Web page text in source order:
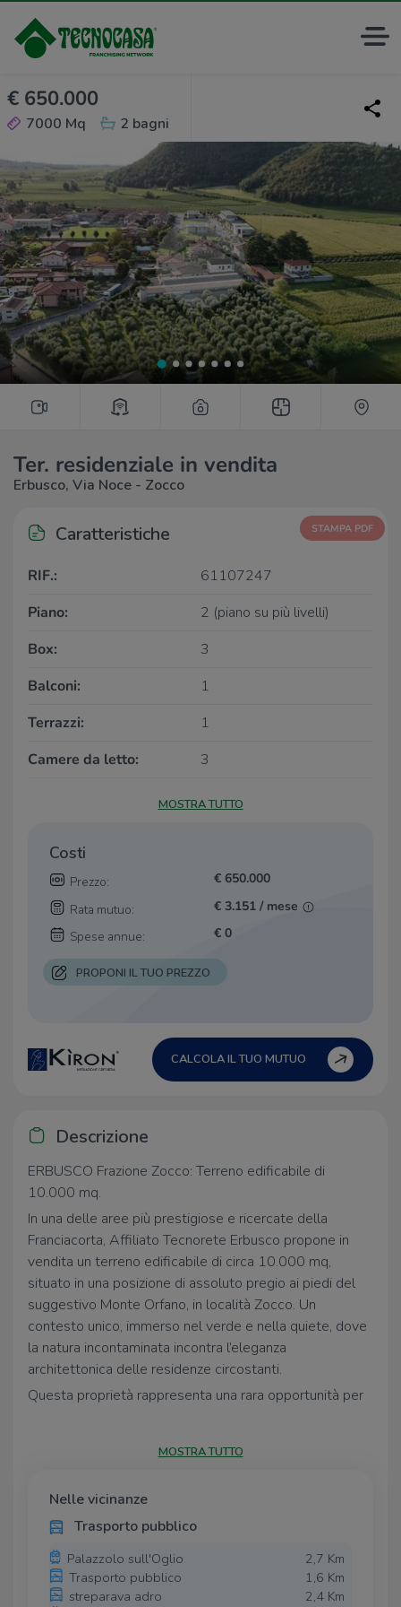
€ 650.000
7000 Mq 2 bagni
Ter. residenziale in vendita
Erbusco, Via Noce - Zocco
Caratteristiche STAMPA PDF
RIF.:
61107247
Piano:
2 (piano su più livelli)
Box:
3
Balconi:
1
Terrazzi:
1
Camere da letto:
3
MOSTRA TUTTO
Costi
Prezzo:
€ 650.000
Rata mutuo:
€ 3.151 / mese
Spese annue:
€ 0
PROPONI IL TUO PREZZO
CALCOLA IL TUO MUTUO
Descrizione
ERBUSCO Frazione Zocco: Terreno edificabile di
10.000 mq.
In una delle aree più prestigiose e ricercate della
Franciacorta, Affiliato Tecnorete Erbusco propone in
vendita un terreno edificabile di circa 10.000 mq,
situato in una posizione di assoluto pregio ai piedi del
suggestivo Monte Orfano, in località Zocco. Un
contesto unico, immerso nel verde e nella quiete, dove
la natura incontaminata incontra l’eleganza
architettonica delle residenze circostanti.
Questa proprietà rappresenta una rara opportunità per
provincia di Brescia. L’area, inserita in un contesto
collinare armonioso e da una vista aperta che abbraccia
i vigneti tipici della Franciacorta.
Il terreno offre una potenzialità edificatoria di circa
2.500 mq, rendendolo ideale per la costruzione di ville
singole, un piccolo complesso residenziale di alto livello
MOSTRA TUTTO
Nelle vicinanze
Trasporto pubblico
Palazzolo sull'Oglio
2,7 Km
Trasporto pubblico
1,6 Km
streparava adro
2,4 Km